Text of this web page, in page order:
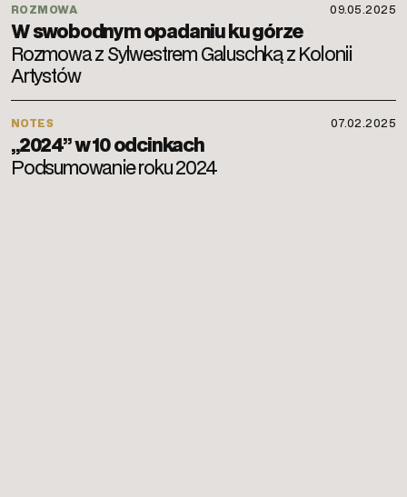
W swobodnym opadaniu ku górze
Rozmowa z Sylwestrem Galuschką z Kolonii
Artystów
ROZMOWA 09.05.2025
„2024” w 10 odcinkach
Podsumowanie roku 2024
NOTES 07.02.2025